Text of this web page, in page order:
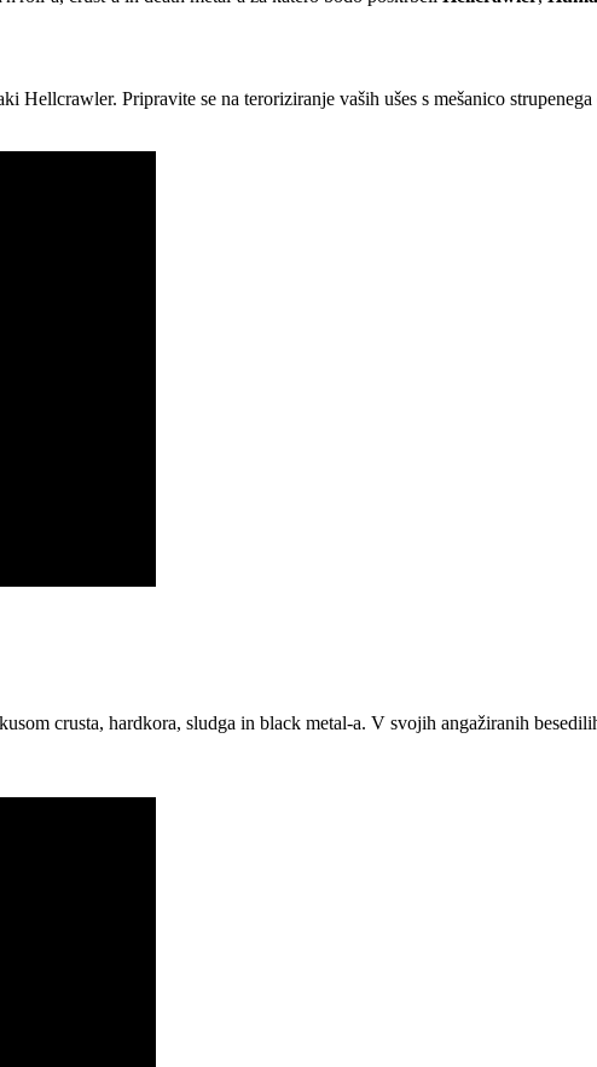
Pripravite se na teroriziranje vaših ušes s mešanico
crusta, hardkora, sludga in black metal-a. V svojih angažiranih